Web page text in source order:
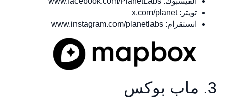
تويتر: x.com/planet
انستقرام: www.instagram.com/planetlabs
3. ماب بوكس